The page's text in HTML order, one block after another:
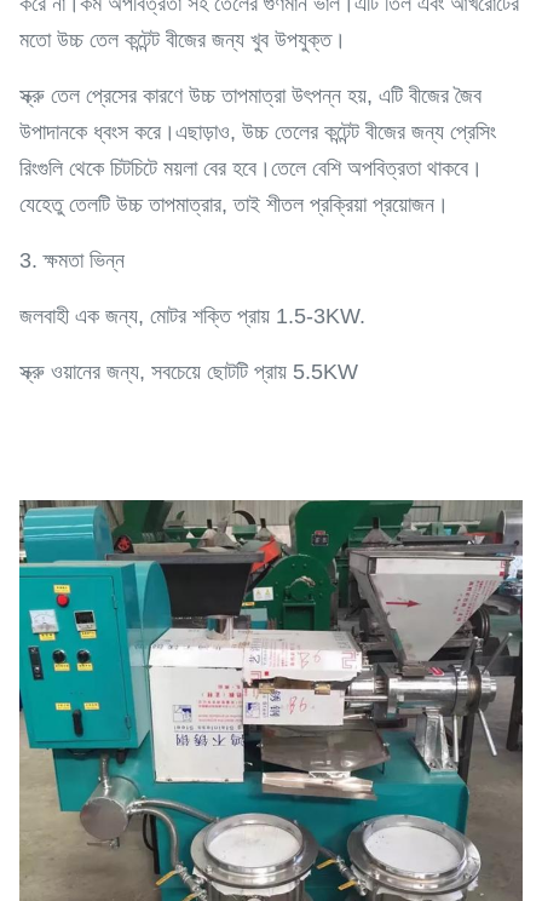
মতো উচ্চ তেল কন্টেন্ট বীজের জন্য খুব উপযুক্ত।
স্ক্রু তেল প্রেসের কারণে উচ্চ তাপমাত্রা উৎপন্ন হয়, এটি বীজের জৈব
উপাদানকে ধ্বংস করে।এছাড়াও, উচ্চ তেলের কন্টেন্ট বীজের জন্য প্রেসিং
রিংগুলি থেকে চিটচিটে ময়লা বের হবে।তেলে বেশি অপবিত্রতা থাকবে।
যেহেতু তেলটি উচ্চ তাপমাত্রার, তাই শীতল প্রক্রিয়া প্রয়োজন।
3. ক্ষমতা ভিন্ন
জলবাহী এক জন্য, মোটর শক্তি প্রায় 1.5-3KW.
স্ক্রু ওয়ানের জন্য, সবচেয়ে ছোটটি প্রায় 5.5KW